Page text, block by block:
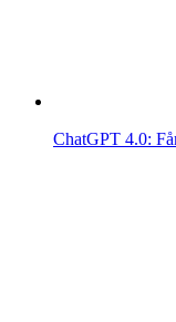
ChatGPT 4.0: